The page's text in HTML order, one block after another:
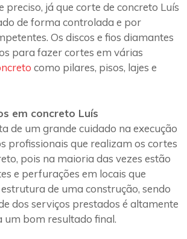
preciso, já que corte de concreto Luís
de forma controlada e por
Os discos e fios diamantes
para fazer cortes em várias
como pilares, pisos, lajes e
em concreto Luís
de um grande cuidado na execução
profissionais que realizam os cortes
pois na maioria das vezes estão
e perfurações em locais que
de uma construção, sendo
dos serviços prestados é altamente
bom resultado final.